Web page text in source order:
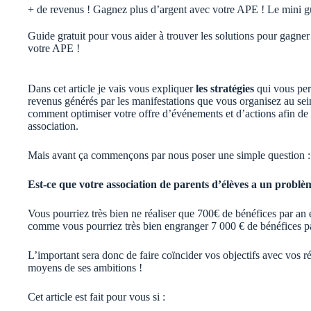
+ de revenus ! Gagnez plus d’argent avec votre APE ! Le mini
Guide gratuit pour vous aider à trouver les solutions pour
votre APE !
Dans cet article je vais vous expliquerles stratégies qui vous
revenus générés par les manifestations que vous organisez au
comment optimiser votre offre d’événements et d’actions afin de
association.
Mais avant ça commençons par nous poser une simple question :
Est-ce que votre association de parents d’élèves a un
Vous pourriez très bien ne réaliser que 700€ de bénéfices par
comme vous pourriez très bien engranger 7 000 € de bénéfices
L’important sera donc de faire coïncider vos objectifs avec vos
moyens de ses ambitions !
Cet article est fait pour vous si :